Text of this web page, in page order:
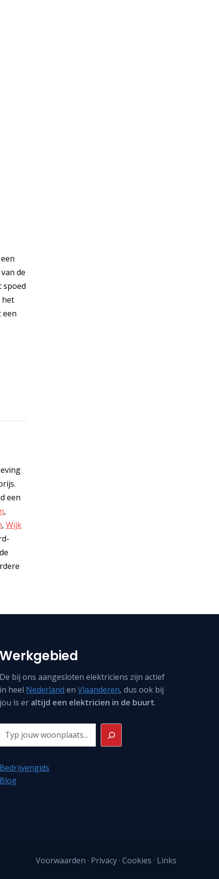
de
spoed
het
een
een
,
, Wijk
Werkgebied
De bij ons aangesloten elektriciens zijn actief
in heel Nederland enVlaanderen, dus ook bij
jou is er altijd een elektricien in de buurt.
Zoeken
Bedrijvengids
Blog
Voorwaarden · Privacy· Cookies · Links